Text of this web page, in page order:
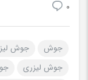
0
جوش جوش
جوش لیزری